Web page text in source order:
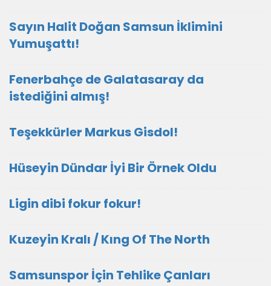
Sayın Halit Doğan Samsun İklimini
Yumuşattı!
Fenerbahçe de Galatasaray da
istediğini almış!
Teşekkürler Markus Gisdol!
Hüseyin Dündar İyi Bir Örnek Oldu
Ligin dibi fokur fokur!
Kuzeyin Kralı / Kıng Of The North
Samsunspor İçin Tehlike Çanları